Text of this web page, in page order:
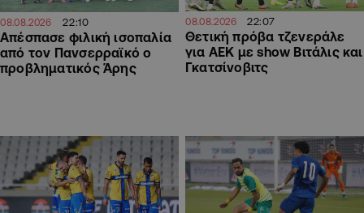
08.08.2026 22:10
Απέσπασε φιλική ισοπαλία
από τον Πανσερραϊκό ο
προβληματικός Άρης
08.08.2026 22:07
Θετική πρόβα τζενεράλε
για ΑΕΚ με show Βιτάλις και
Γκατσίνοβιτς